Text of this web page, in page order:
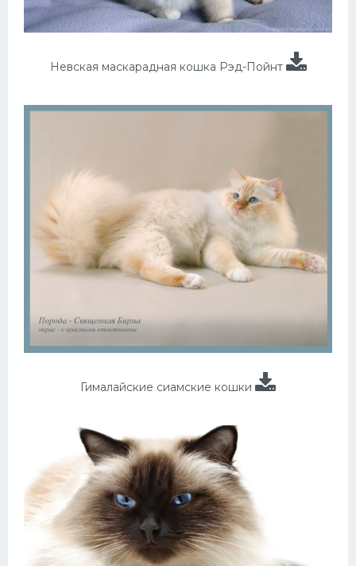
Невская маскарадная кошка Рэд-Пойнт
Гималайские сиамские кошки